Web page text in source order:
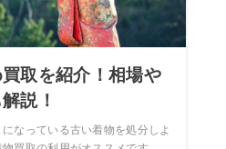
取を紹介！相場や
説！
なっている古い着物を処分しよ